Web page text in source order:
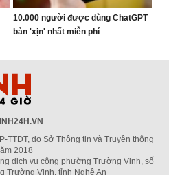
10.000 người được dùng ChatGPT
bản 'xịn' nhất miễn phí
TTĐT, do Sở Thông tin và Truyền thông
2018
dịch vụ công phường Trường Vinh, số
Trường Vinh, tỉnh Nghệ An